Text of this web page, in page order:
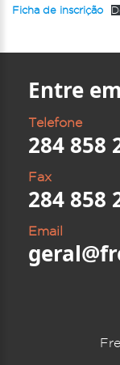
Ficha de inscrição
Entre
Telefone
284 858
Fax
284 858
Email